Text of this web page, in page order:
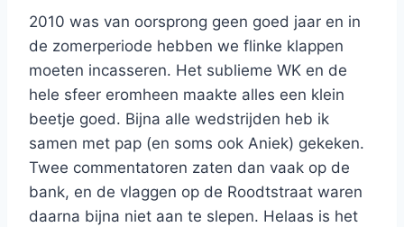
2010 was van oorsprong geen goed jaar en in
de zomerperiode hebben we flinke klappen
moeten incasseren. Het sublieme WK en de
hele sfeer eromheen maakte alles een klein
beetje goed. Bijna alle wedstrijden heb ik
samen met pap (en soms ook Aniek) gekeken.
Twee commentatoren zaten dan vaak op de
bank, en de vlaggen op de Roodtstraat waren
daarna bijna niet aan te slepen. Helaas is het